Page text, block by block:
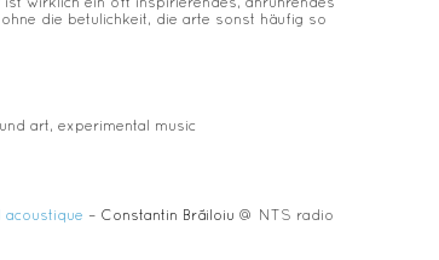
die betulichkeit, die arte sonst häufig so
art, experimental music
acoustique – Constantin Brãiloiu @ NTS radio